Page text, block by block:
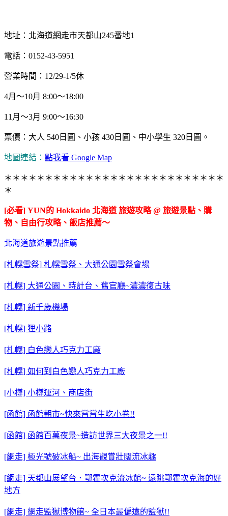
地址：北海道網走市天都山245番地1
電話：0152-43-5951
營業時間：12/29-1/5休
4月～10月 8:00～18:00
11月～3月 9:00～16:30
票價：大人 540日圓、小孩 430日圓、中小學生 320日圓。
地圖連結： 點我看 Google Map
＊＊＊＊＊＊＊＊＊＊＊＊＊＊＊＊＊＊＊＊＊＊＊＊＊＊＊
＊
[必看] YUN的 Hokkaido 北海道 旅遊攻略 @ 旅遊景點、購
物、自由行攻略、飯店推薦～
北海道旅遊景點推薦
[札幌雪祭] 札幌雪祭、大通公園雪祭會場
[札幌] 大通公園、時計台、舊官廳~濃濃復古味
[札幌] 新千歲機場
[札幌] 狸小路
[札幌] 白色戀人巧克力工廠
[札幌] 如何到白色戀人巧克力工廠
[小樽] 小樽運河、商店街
[函館] 函館朝市~快來嘗嘗生吃小卷!!
[函館] 函館百萬夜景~造訪世界三大夜景之一!!
[網走] 極光號破冰船~ 出海觀賞壯闊流冰趣
[網走] 天都山展望台．鄂霍次克流冰館~ 遠眺鄂霍次克海的好
地方
[網走] 網走監獄博物館~ 全日本最偏遠的監獄!!